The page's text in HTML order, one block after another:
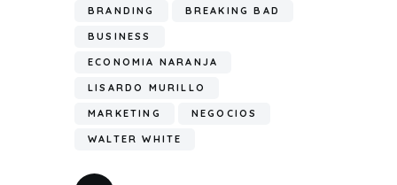
BRANDING BREAKING BAD
BUSINESS
ECONOMIA NARANJA
LISARDO MURILLO
MARKETING NEGOCIOS
WALTER WHITE